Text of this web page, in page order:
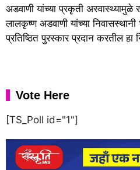
अडवाणी यांच्या प्रकृती अस्वास्थ्यामुळे
लालकृष्ण अडवाणी यांच्या
प्रतिष्ठित पुरस्कार प्रदान करतील हा
Vote Here
[TS_Poll id="1"]